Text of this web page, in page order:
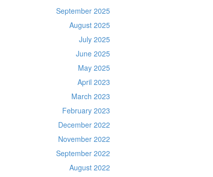
September 2025
August 2025
July 2025
June 2025
May 2025
April 2023
March 2023
February 2023
December 2022
November 2022
September 2022
August 2022